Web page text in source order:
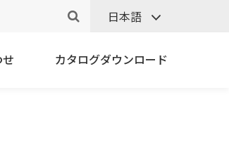
日本語
カタログダウンロード